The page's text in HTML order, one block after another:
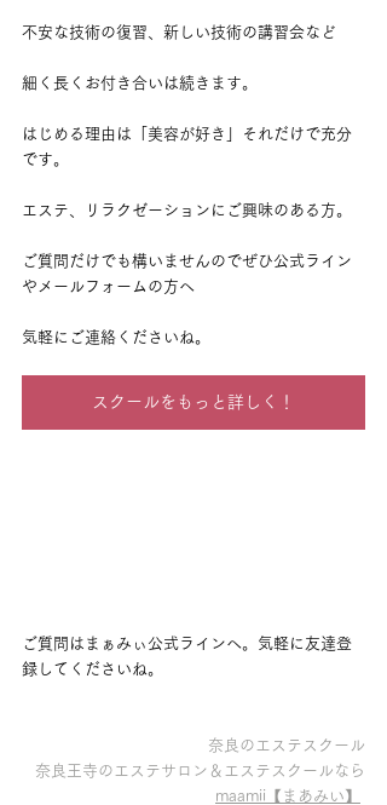
不安な技術の復習、新しい技術の講習会など
細く長くお付き合いは続きます。
はじめる理由は「美容が好き」それだけで充分
です。
エステ、リラクゼーションにご興味のある方。
ご質問だけでも構いませんのでぜひ公式ライン
やメールフォームの方へ
気軽にご連絡くださいね。
スクールをもっと詳しく！
ご質問はまぁみぃ公式ラインへ。気軽に友達登
録してくださいね。
奈良のエステスクール
奈良王寺のエステサロン＆エステスクールなら
maamii【まあみい】